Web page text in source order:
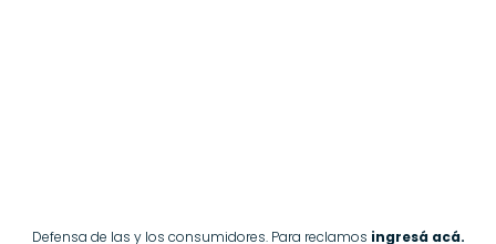
Defensa de las y los consumidores. Para reclamos ingresá acá.